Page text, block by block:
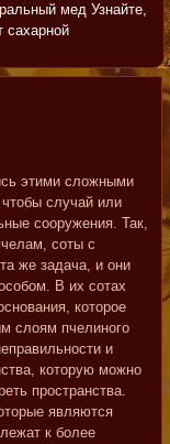
мед Узнайте,
сахарной
этими сложными
случай или
сооружения. Так,
соты с
же задача, и они
В их сотах
которое
слоям пчелиного
и
которую можно
пространства.
являются
к более